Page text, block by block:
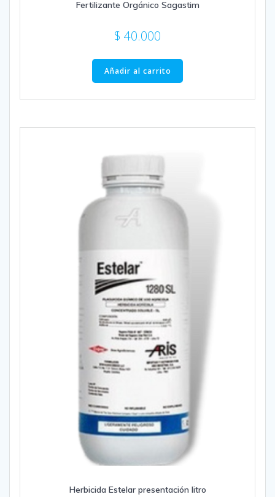
Fertilizante Orgánico Sagastim
$ 40.000
Añadir al carrito
Herbicida Estelar presentación litro